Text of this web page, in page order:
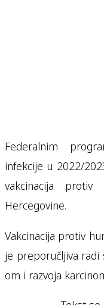
Federalnim
infekcije u 2022/
vakcinacija
Hercegovine.
Vakcinacija protiv
je preporučljiva radi
om i razvoja